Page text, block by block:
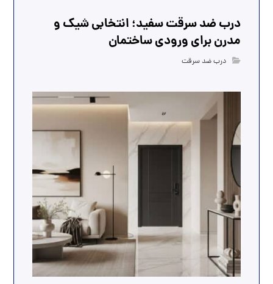
درب ضد سرقت سفید؛ انتخابی شیک و
مدرن برای ورودی ساختمان
درب ضد سرقت